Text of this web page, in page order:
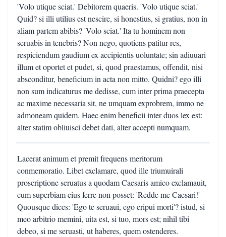
'Volo utique sciat.' Debitorem quaeris. 'Volo utique sciat.'
Quid? si illi utilius est nescire, si honestius, si gratius, non in
aliam partem abibis? 'Volo sciat.' Ita tu hominem non
seruabis in tenebris? Non nego, quotiens patitur res,
respiciendum gaudium ex accipientis uoluntate; sin adiuuari
illum et oportet et pudet, si, quod praestamus, offendit, nisi
absconditur, beneficium in acta non mitto. Quidni? ego illi
non sum indicaturus me dedisse, cum inter prima praecepta
ac maxime necessaria sit, ne umquam exprobrem, immo ne
admoneam quidem. Haec enim beneficii inter duos lex est:
alter statim obliuisci debet dati, alter accepti numquam.
Lacerat animum et premit frequens meritorum
conmemoratio. Libet exclamare, quod ille triumuirali
proscriptione seruatus a quodam Caesaris amico exclamauit,
cum superbiam eius ferre non posset: 'Redde me Caesari!'
Quousque dices: 'Ego te seruaui, ego eripui morti'? istud, si
meo arbitrio memini, uita est, si tuo, mors est; nihil tibi
debeo, si me seruasti, ut haberes, quem ostenderes.